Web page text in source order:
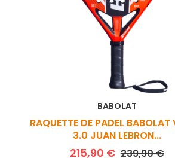
BABOLAT
RAQUETTE DE PADEL BABOLAT
3.0 JUAN LEBRON...
215,90 € Prix de
239,90 €